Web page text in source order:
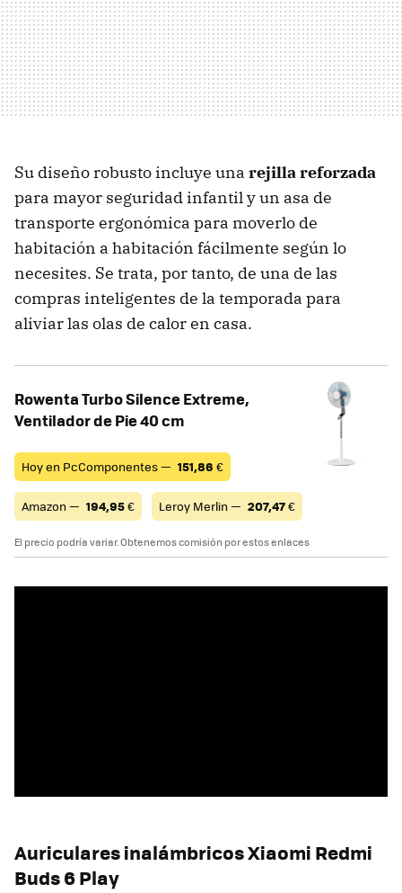
Su diseño robusto incluye una rejilla reforzada
para mayor seguridad infantil y un asa de
transporte ergonómica para moverlo de
habitación a habitación fácilmente según lo
necesites. Se trata, por tanto, de una de las
compras inteligentes de la temporada para
aliviar las olas de calor en casa.
Rowenta Turbo Silence Extreme,
Ventilador de Pie 40 cm
Hoy en PcComponentes — 151,86 €
Amazon — 194,95€ Leroy Merlin — 207,47€
El precio podría variar. Obtenemos comisión por estos enlaces
Auriculares inalámbricos Xiaomi Redmi
Buds 6 Play